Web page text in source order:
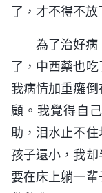
了，才不得不放
為了治好病
了，中西藥也吃
我病情加重癱
顧。我覺得自
助，泪水止不住
孩子還小，我
要在床上躺一